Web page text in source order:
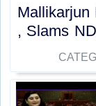
, Slams